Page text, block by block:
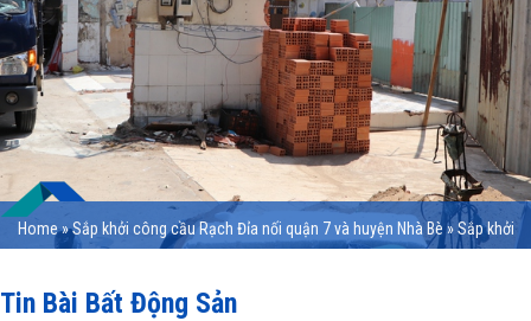
Home»Sắp khởi công cầu Rạch Đỉa nối quận 7 và huyện Nhà Bè»Sắp khởi
Tin Bài Bất Động Sản